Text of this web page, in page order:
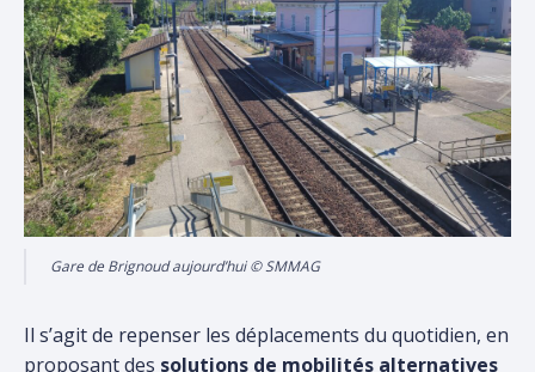
Gare de Brignoud aujourd’hui © SMMAG
Il s’agit de repenser les déplacements du quotidien, en
proposant des solutions de mobilités alternatives